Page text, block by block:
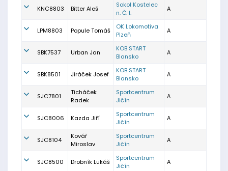
KNC8803 Bitter Aleš
Sokol Kostelec
n. Č. l.
A
LPM8803 Popule Tomáš
OK Lokomotiva
Plzeň
A
SBK7537 Urban Jan
KOB START
Blansko
A
SBK8501 Jiráček Josef
KOB START
Blansko
A
SJC7801
Ticháček
Radek
Sportcentrum
Jičín
A
SJC8006 Kazda Jiří
Sportcentrum
Jičín
A
SJC8104
Kovář
Miroslav
Sportcentrum
Jičín
A
SJC8500 Drobník Lukáš
Sportcentrum
Jičín
A